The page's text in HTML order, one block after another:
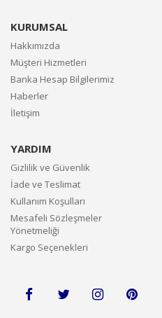
KURUMSAL
Hakkımızda
Müşteri Hizmetleri
Banka Hesap Bilgilerimiz
Haberler
İletişim
YARDIM
Gizlilik ve Güvenlik
İade ve Teslimat
Kullanım Koşulları
Mesafeli Sözleşmeler
Yönetmeliği
Kargo Seçenekleri